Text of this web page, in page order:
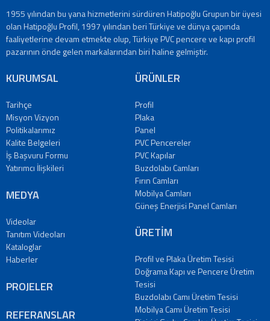
1955 yılından bu yana hizmetlerini sürdüren Hatipoğlu Grupun bir üyesi
olan Hatipoğlu Profil, 1997 yılından beri Türkiye ve dünya çapında
faaliyetlerine devam etmekte olup, Türkiye PVC pencere ve kapı profil
pazarının önde gelen markalarından biri haline gelmiştir.
KURUMSAL
Tarihçe
Misyon Vizyon
Politikalarımız
Kalite Belgeleri
İş Başvuru Formu
Yatırımcı İlişkileri
MEDYA
Videolar
Tanıtım Videoları
Kataloglar
Haberler
PROJELER
REFERANSLAR
ÜRÜNLER
Profil
Plaka
Panel
PVC Pencereler
PVC Kapılar
Buzdolabı Camları
Fırın Camları
Mobilya Camları
Güneş Enerjisi Panel Camları
ÜRETİM
Profil ve Plaka Üretim Tesisi
Doğrama Kapı ve Pencere Üretim
Tesisi
Buzdolabı Camı Üretim Tesisi
Mobilya Camı Üretim Tesisi